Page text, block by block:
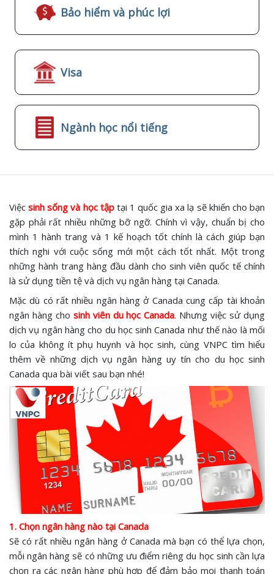
Bảo hiểm và phúc lợi
Visa
Ngành học nổi tiếng
Việcsinh sống và học tậptại 1 quốc gia xa lạ sẽ khiến cho bạn
gặp phải rất nhiều những bỡ ngỡ. Chính vì vậy, chuẩn bị cho
mình 1 hành trang và 1 kế hoạch tốt chính là cách giúp bạn
thích nghi với cuộc sống mới một cách tốt nhất. Một trong
những hành trang hàng đầu dành cho sinh viên quốc tế chính
là sử dụng tiền tệ và dịch vụ ngân hàng tại Canada.
Mặc dù có rất nhiều ngân hàng ở Canada cung cấp tài khoản
ngân hàng cho sinh viên du học Canada. Nhưng việc sử dụng
dịch vụ ngân hàng cho du học sinh Canada như thế nào là mối
lo của không ít phụ huynh và học sinh, cùng VNPC tìm hiểu
thêm về những dịch vụ ngân hàng uy tín cho du học sinh
Canada qua bài viết sau bạn nhé!
1. Chọn ngân hàng nào tại Canada
Sẽ có rất nhiều ngân hàng ở Canada mà bạn có thể lựa chọn,
mỗi ngân hàng sẽ có những ưu điểm riêng du học sinh cần lựa
chọn ra các ngân hàng phù hợp để đảm bảo mọi thanh toán